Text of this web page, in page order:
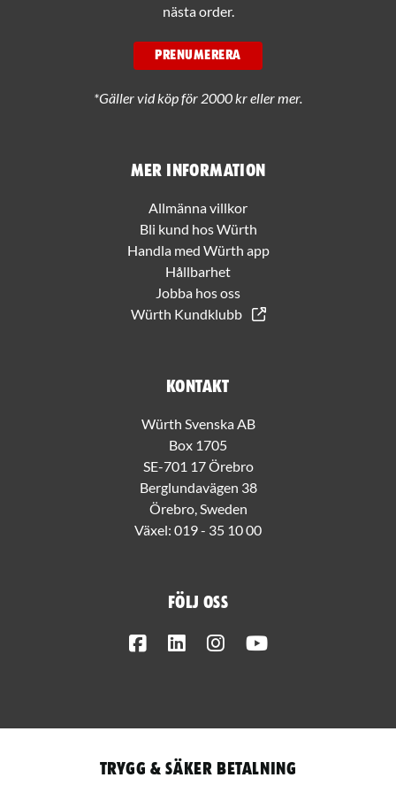
Mer information
Allmänna villkor
Bli kund hos Würth
Handla med Würth app
Hållbarhet
Jobba hos oss
Würth Kundklubb
Kontakt
Würth Svenska AB
Box 1705
SE-701 17 Örebro
Berglundavägen 38
Örebro, Sweden
Växel: 019 - 35 10 00
Följ oss
FacebookLinkedInInstagram
nästa order.
PRENUMERERA
*Gäller vid köp för 2000 kr eller mer.
Trygg & säker betalning